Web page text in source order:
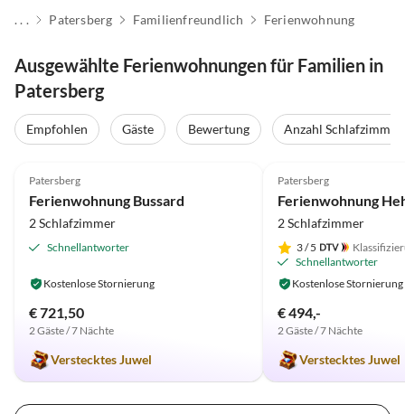
. . . Patersberg Familienfreundlich Ferienwohnung
Ausgewählte Ferienwohnungen für Familien in
Patersberg
Empfohlen Gäste Bewertung
Anzahl Schlafzimmer
Patersberg
Ferienwohnung Bussard
2 Schlafzimmer
Schnellantworter
Kostenlose Stornierung
€ 721,50
2 Gäste / 7 Nächte
Verstecktes Juwel
Patersberg
Ferienwohnung
2 Schlafzimmer
3/ 5
Schnellantworter
Kostenlose Stornierung
€ 494,-
2 Gäste / 7 Nächte
Verstecktes Juwel